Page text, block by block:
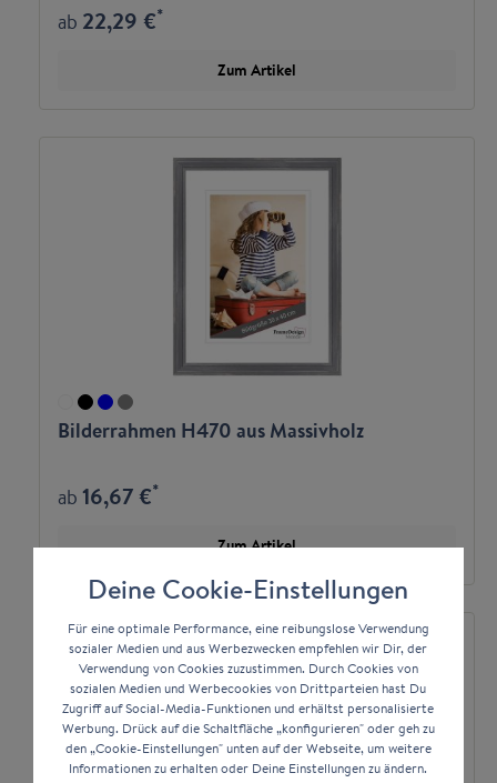
ab 22,29 €*
Zum Artikel
Bilderrahmen H470 aus Massivholz
ab16,67 €*
Zum Artikel
Deine Cookie-Einstellungen
Für eine optimale Performance, eine reibungslose Verwendung
sozialer Medien und aus Werbezwecken empfehlen wir Dir, der
Verwendung von Cookies zuzustimmen. Durch Cookies von
sozialen Medien und Werbecookies von Drittparteien hast Du
Zugriff auf Social-Media-Funktionen und erhältst personalisierte
Werbung. Drück auf die Schaltfläche „konfigurieren" oder geh zu
den „Cookie-Einstellungen" unten auf der Webseite, um weitere
Informationen zu erhalten oder Deine Einstellungen zu ändern.